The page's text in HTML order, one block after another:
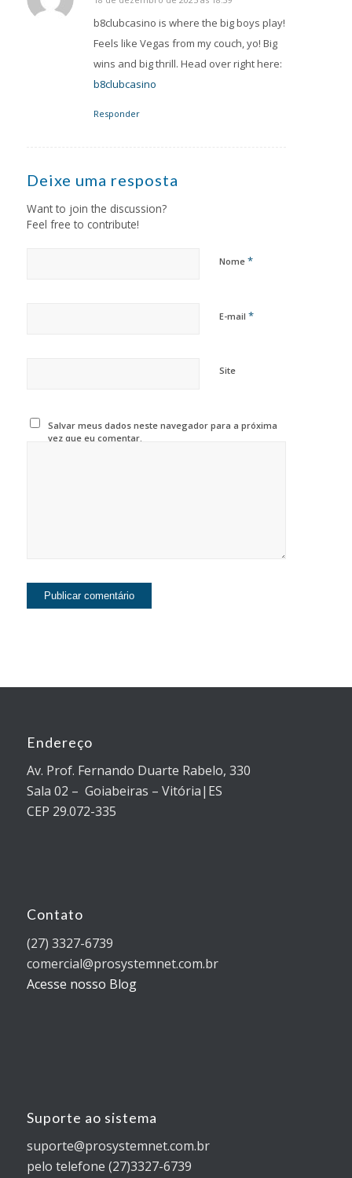
b8clubcasino is where the big boys play!
Feels like Vegas from my couch, yo! Big
wins and big thrill. Head over right here:
b8clubcasino
Responder
Deixe uma resposta
Want to join the discussion?
Feel free to contribute!
Nome *
E-mail *
Site
Salvar meus dados neste navegador para a próxima
vez que eu comentar.
Endereço
Av. Prof. Fernando Duarte Rabelo, 330
Sala 02 – Goiabeiras – Vitória|ES
CEP 29.072-335
Contato
(27) 3327-6739
comercial@prosystemnet.com.br
Acesse nosso Blog
Suporte ao sistema
suporte@prosystemnet.com.br
pelo telefone (27)3327-6739